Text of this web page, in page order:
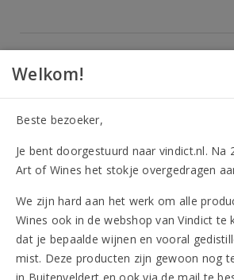
Vindict
Uitblinker
maand
Welkom!
Beste bezoeker,
Je bent doorgestuurd naar vindict.nl. Na
Art of Wines het stokje overgedragen
We zijn hard aan het werk om alle
Wines ook in de webshop van Vindict te
dat je bepaalde wijnen en vooral
mist. Deze producten zijn gewoon nog